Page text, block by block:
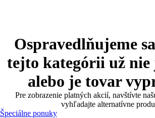
Ospravedlňujeme
tejto kategórii už nie
alebo je tovar
Pre zobrazenie platných akcií, navštívte
vyhľadajte alternatívne
Špeciálne ponuky